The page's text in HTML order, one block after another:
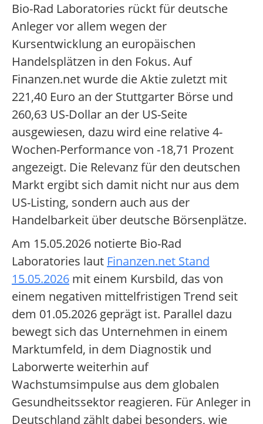
Bio-Rad Laboratories rückt für deutsche
Anleger vor allem wegen der
Kursentwicklung an europäischen
Handelsplätzen in den Fokus. Auf
Finanzen.net wurde die Aktie zuletzt mit
221,40 Euro an der Stuttgarter Börse und
260,63 US-Dollar an der US-Seite
ausgewiesen, dazu wird eine relative 4-
Wochen-Performance von -18,71 Prozent
angezeigt. Die Relevanz für den deutschen
Markt ergibt sich damit nicht nur aus dem
US-Listing, sondern auch aus der
Handelbarkeit über deutsche Börsenplätze.
Am 15.05.2026 notierte Bio-Rad
Laboratories laut Finanzen.net Stand
15.05.2026 mit einem Kursbild, das von
einem negativen mittelfristigen Trend seit
dem 01.05.2026 geprägt ist. Parallel dazu
bewegt sich das Unternehmen in einem
Marktumfeld, in dem Diagnostik und
Laborwerte weiterhin auf
Wachstumsimpulse aus dem globalen
Gesundheitssektor reagieren. Für Anleger in
Deutschland zählt dabei besonders, wie